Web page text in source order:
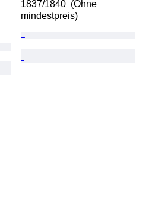
1837/1840  (Ohne
mindestpreis)